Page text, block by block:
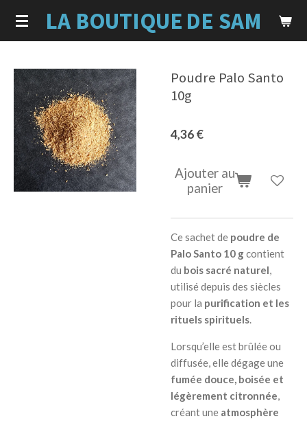
Passer
au
LA BOUTIQUE DE SAM
Poudre Palo Santo
10g
4,36 €
Ajouter au
panier
Ce sachet de poudre de
Palo Santo 10 gcontient
du bois sacré naturel,
utilisé depuis des siècles
pour la purification et les
rituels spirituels.
Lorsqu’elle est brûlée ou
diffusée, elle dégage une
fumée douce, boisée et
légèrement citronnée,
créant une atmosphère